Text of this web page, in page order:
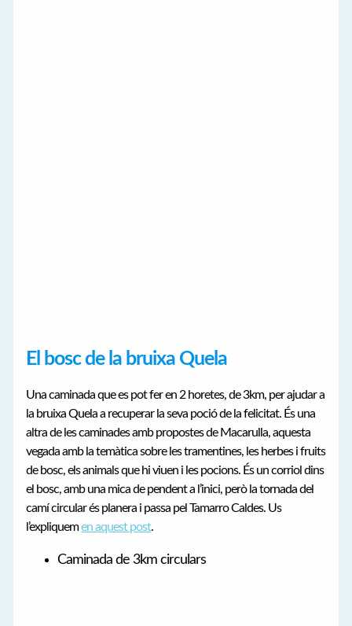
El bosc de la bruixa Quela
Una caminada que es pot fer en 2 horetes, de 3km, per ajudar a
la bruixa Quela a recuperar la seva poció de la felicitat. És una
altra de les caminades amb propostes de Macarulla, aquesta
vegada amb la temàtica sobre les tramentines, les herbes i fruits
de bosc, els animals que hi viuen i les pocions. És un corriol dins
el bosc, amb una mica de pendent a l’inici, però la tornada del
camí circular és planera i passa pel Tamarro Caldes. Us
l’expliquemen aquest post.
Caminada de 3km circulars